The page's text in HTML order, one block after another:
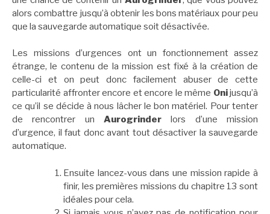
alors combattre jusqu’à obtenir les bons matériaux pour peu
que la sauvegarde automatique soit désactivée.
Les missions d’urgences ont un fonctionnement assez
étrange, le contenu de la mission est fixé à la création de
celle-ci et on peut donc facilement abuser de cette
particularité affronter encore et encore le même Onijusqu’à
ce qu’il se décide à nous lâcher le bon matériel. Pour tenter
de rencontrer un Aurogrinder lors d’une mission
d’urgence, il faut donc avant tout désactiver la sauvegarde
automatique.
Ensuite lancez-vous dans une mission rapide à
finir, les premières missions du chapitre 13 sont
idéales pour cela.